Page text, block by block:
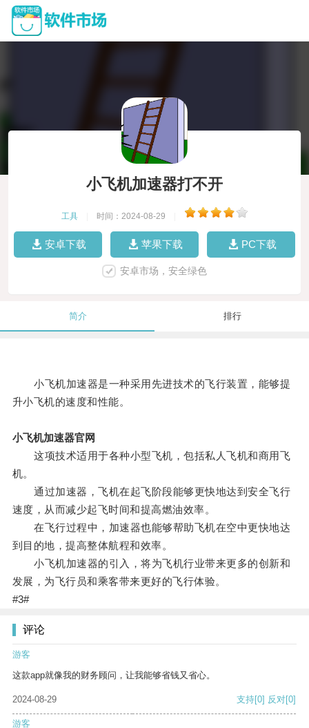
小飞机加速器打不开
工具 时间：2024-08-29
安卓下载 苹果下载 PC下载
安卓市场，安全绿色
简介 排行
小飞机加速器是一种采用先进技术的飞行装置，能够提
升小飞机的速度和性能。
小飞机加速器官网
这项技术适用于各种小型飞机，包括私人飞机和商用飞
机。
通过加速器，飞机在起飞阶段能够更快地达到安全飞行
速度，从而减少起飞时间和提高燃油效率。
在飞行过程中，加速器也能够帮助飞机在空中更快地达
到目的地，提高整体航程和效率。
小飞机加速器的引入，将为飞机行业带来更多的创新和
发展，为飞行员和乘客带来更好的飞行体验。
#3#
评论
游客
这款app就像我的财务顾问，让我能够省钱又省心。
2024-08-29 支持[0] 反对[0]
游客